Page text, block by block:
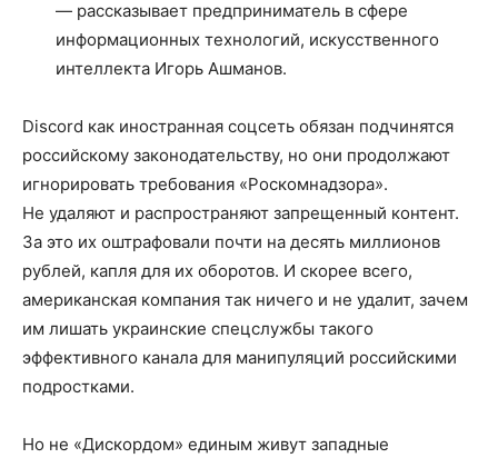
— рассказывает предприниматель в сфере
информационных технологий, искусственного
интеллекта Игорь Ашманов.
Discord как иностранная соцсеть обязан подчинятся
российскому законодательству, но они продолжают
игнорировать требования «Роскомнадзора».
Не удаляют и распространяют запрещенный контент.
За это их оштрафовали почти на десять миллионов
рублей, капля для их оборотов. И скорее всего,
американская компания так ничего и не удалит, зачем
им лишать украинские спецслужбы такого
эффективного канала для манипуляций российскими
подростками.
Но не «Дискордом» единым живут западные